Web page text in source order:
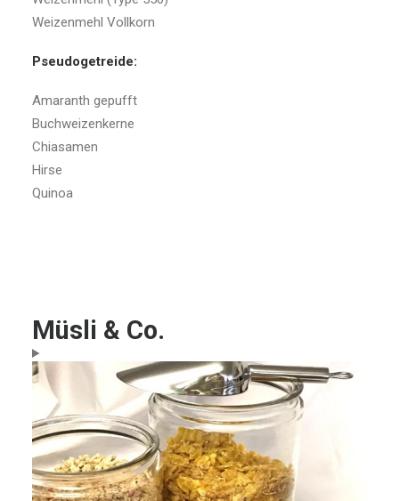
Weizenmehl Vollkorn
Pseudogetreide:
Amaranth gepufft
Buchweizenkerne
Chiasamen
Hirse
Quinoa
Müsli & Co.